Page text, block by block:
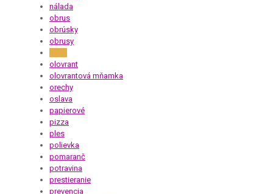
nálada
obrus
obrúsky
obrusy
olovrant
olovrantová mňamka
orechy
oslava
papierové
pizza
ples
polievka
pomaranč
potravina
prestieranie
prevencia